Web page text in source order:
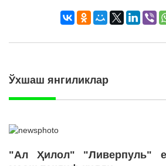
Ўхшаш янгиликлар
"Ал Ҳилол" "Ливерпуль"